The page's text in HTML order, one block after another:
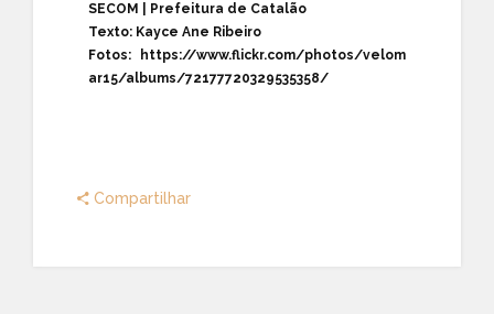
SECOM | Prefeitura de Catalão
Texto: Kayce Ane Ribeiro
Fotos:
https://www.flickr.com/photos/velom
ar15/albums/72177720329535358/
Compartilhar